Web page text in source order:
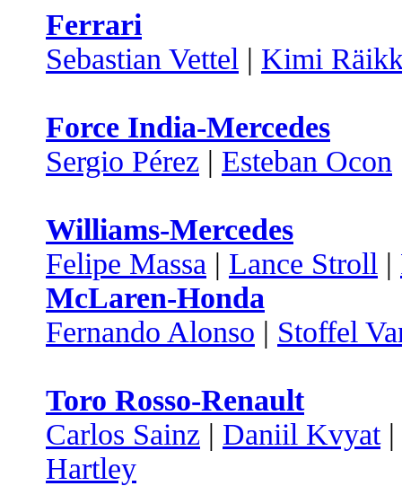
Ferrari
Sebastian Vettel | Kimi
Force India-Mercedes
Sergio Pérez | Esteban Ocon
Williams-Mercedes
Felipe Massa | Lance Stroll |
McLaren-Honda
Fernando Alonso | Stoffel
Toro Rosso-Renault
Carlos Sainz | Daniil Kvyat|
Hartley